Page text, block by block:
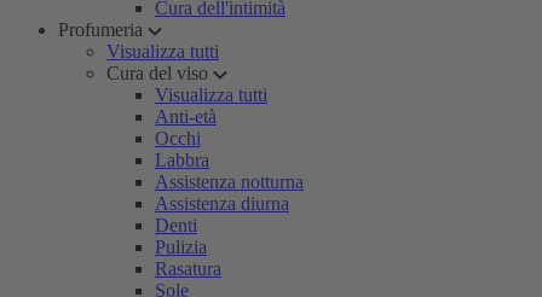
Cura dell'intimità
Profumeria
Visualizza tutti
Cura del viso
Visualizza tutti
Anti-età
Occhi
Labbra
Assistenza notturna
Assistenza diurna
Denti
Pulizia
Rasatura
Sole